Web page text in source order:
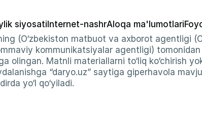
siyosati Internet-nashrAloqa ma'lumotlari
(O‘zbekiston matbuot va axborot agentligi
kommunikatsiyalar agentligi)
olingan. Matnli materiallarni to‘liq ko‘chirish
“daryo.uz” saytiga giperhavola
yo‘l qo‘yiladi.